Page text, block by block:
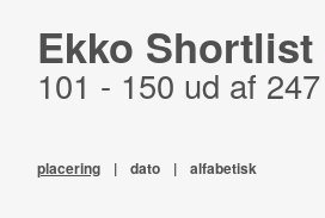
Ekko Shortlist
101 - 150 ud af 247
placering | dato | alfabetisk